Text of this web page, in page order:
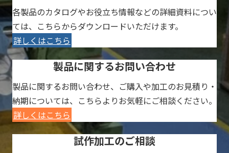
各製品のカタログやお役立ち情報などの詳細資料につい
ては、こちらからダウンロードいただけます。
詳しくはこちら
製品に関するお問い合わせ
製品に関するお問い合わせ、ご購入や加工のお見積り・
納期については、こちらよりお気軽にご相談ください。
詳しくはこちら
試作加工のご相談